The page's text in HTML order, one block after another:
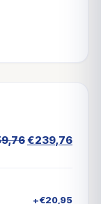
&
€239,76
+€20,95